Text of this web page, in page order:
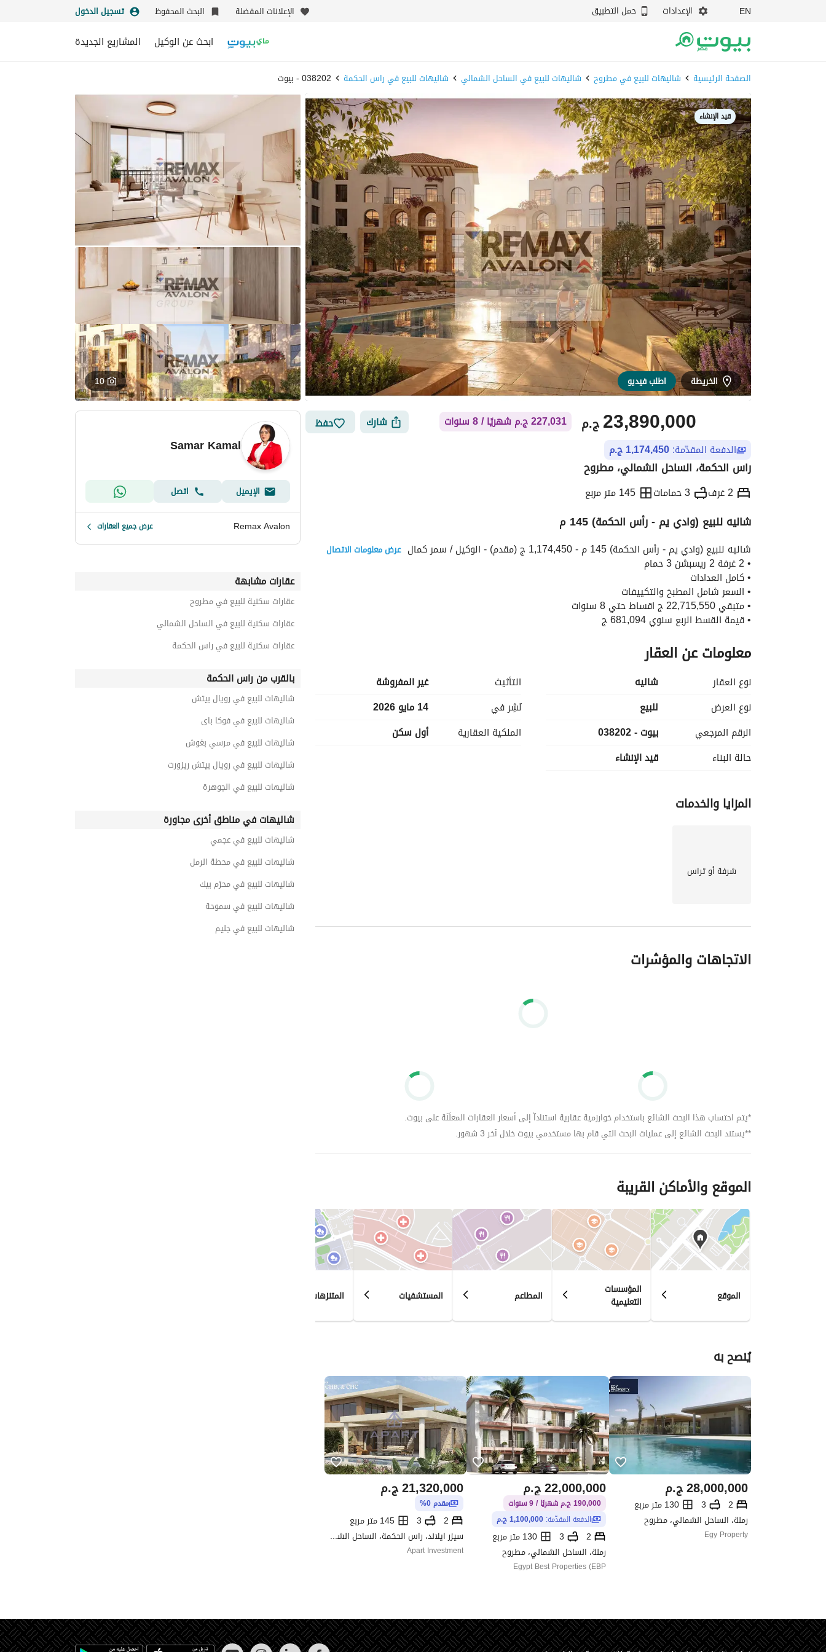
EN الإعدادات حمل التطبيق الإعلانات المفضلة البحث المحفوظ تسجيل الدخول
ابحث عن الوكيل المشاريع الجديدة
الصفحة الرئيسية شاليهات للبيع في مطروح شاليهات للبيع في الساحل الشمالي شاليهات للبيع في راس الحكمة 038202 - بيوت
قيد الإنشاء
الخريطة اطلب فيديو 10
ج.م23,890,000 227,031 ج.م شهريًا / 8 سنوات شارك حفظ
الدفعة المقدّمة: 1,174,450 ج.م
راس الحكمة، الساحل الشمالي، مطروح
2 غرف 3 حمامات 145 متر مربع
الاتجاهات والمؤشرات الموقع والأماكن القريبة
شاليه للبيع (وادي يم - رأس الحكمة) 145 م
شاليه للبيع (وادي يم - رأس الحكمة) 145 م - 1,174,450 ج (مقدم) - الوكيل / سمر كمال عرض معلومات الاتصال
• 2 غرفة 2 ريسبشن 3 حمام
• كامل العدادات
• السعر شامل المطبخ والتكييفات
• متبقي 22,715,550 ج اقساط حتي 8 سنوات
• قيمة القسط الربع سنوي 681,094 ج
• كود : 038202
• تواصل واتس اب : https://wa. me/2
معلومات عن العقار
نوع العقار
شاليه
نوع العرض
للبيع
الرقم المرجعي
بيوت - 038202
حالة البناء
قيد الإنشاء
التأثيث
غير المفروشة
نُشِر في
14 مايو 2026
الملكية العقارية
أول سكن
المزايا والخدمات
شرفة أو تراس
الاتجاهات والمؤشرات
*يتم احتساب هذا البحث الشائع باستخدام خوارزمية عقارية استناداّ إلى أسعار العقارات المعلَنَة على بيوت.
**يستند البحث الشائع إلى عمليات البحث التي قام بها مستخدمي بيوت خلال آخر 3 شهور.
الموقع والأماكن القريبة
الموقع المؤسسات
التعليمية المطاعم المستشفيات المتنزهات
يُنصح به
ج.م28,000,000
2
3
130 متر مربع
رملة، الساحل الشمالي، مطروح
Egy Property
ج.م22,000,000
190,000 ج.م شهريًا / 9 سنوات
الدفعة المقدّمة:1,100,000 ج.م
2
3
130 متر مربع
رملة، الساحل الشمالي، مطروح
Egypt Best Properties (EBP
ج.م21,320,000
مقدم 0%
2
3
145 متر مربع
سيزر ايلاند، راس الحكمة، الساحل الشمالي، مطروح
Apart Investment
Samar Kamal
الإيميل اتصل
Remax Avalon عرض جميع العقارات
عقارات مشابهة
عقارات سكنية للبيع في مطروح
عقارات سكنية للبيع في الساحل الشمالي
عقارات سكنية للبيع في راس الحكمة
بالقرب من راس الحكمة
شاليهات للبيع في رويال بيتش
شاليهات للبيع في فوكا باى
شاليهات للبيع في مرسي بغوش
شاليهات للبيع في رويال بيتش ريزورت
شاليهات للبيع في الجوهرة
شاليهات في مناطق أخرى مجاورة
شاليهات للبيع في عجمي
شاليهات للبيع في محطة الرمل
شاليهات للبيع في محرّم بيك
شاليهات للبيع في سموحة
شاليهات للبيع في جليم